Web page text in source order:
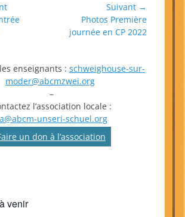
Suivant →
suivant :
Photos Première
journée en CP 2022
enseignants : schweighouse-sur-
moder@abcmzwei.org
–
l’association locale :
unseri-schuel.org
un don à l’association
venir